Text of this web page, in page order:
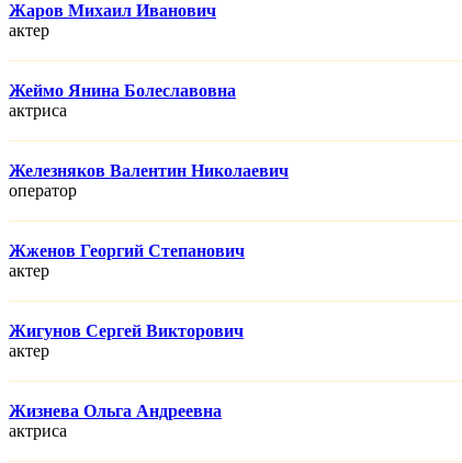
Жаров Михаил Иванович
актер
Жеймо Янина Болеславовна
актриса
Железняков Валентин Николаевич
оператор
Жженов Георгий Степанович
актер
Жигунов Сергей Викторович
актер
Жизнева Ольга Андреевна
актриса